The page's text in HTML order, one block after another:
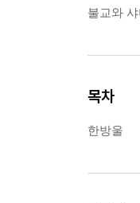
불교와
목차
한방울